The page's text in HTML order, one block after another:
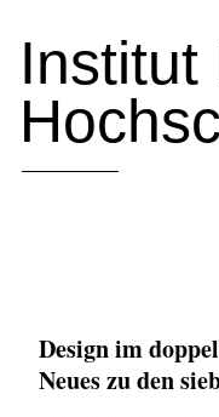
Institut
Design im
Neues zu den